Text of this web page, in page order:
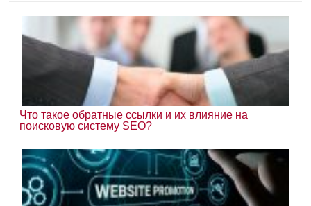
Что такое обратные ссылки и их влияние на
поисковую систему SEO?